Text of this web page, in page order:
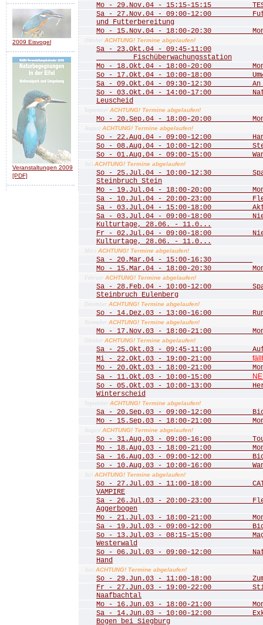
2009 Eisvogel
Veranstaltungen 2009
[PDF]
Mo - 29.Nov.04 - 15:15-15:15 TEST
Sa - 27.Nov.04 - 09:00-12:00
und Futterbereitung
Mo - 15.Nov.04 - 18:00-20:30
Oktober ACHTUNG! Termine abgelaufen!
Sa - 23.Okt.04 - 09:45-11:00
Fischüberwachungsstation
Mo - 18.Okt.04 - 18:00-20:00
So - 17.Okt.04 - 10:00-18:00
Sa - 09.Okt.04 - 09:30-12:30 An
So - 03.Okt.04 - 14:00-17:00
Leuscheid
September ACHTUNG! Termine abgelaufen!
Mo - 20.Sep.04 - 18:00-20:00
August ACHTUNG! Termine abgelaufen!
So - 22.Aug.04 - 09:00-12:00
So - 08.Aug.04 - 10:00-12:00
So - 01.Aug.04 - 09:00-15:00
Juli ACHTUNG! Termine abgelaufen!
So - 25.Jul.04 - 10:00-12:30
Steinbruch Stein
Mo - 19.Jul.04 - 18:00-20:00
Sa - 10.Jul.04 - 20:00-23:00
Sa - 03.Jul.04 - 15:00-18:00
Sa - 03.Jul.04 - 09:00-18:00
Kulturtage, 28.06. - 11.0...
Fr - 02.Jul.04 - 09:00-18:00
Kulturtage, 28.06. - 11.0...
März ACHTUNG! Termine abgelaufen!
Sa - 20.Mar.04 - 15:00-16:30
Mo - 15.Mar.04 - 18:00-20:30
Februar ACHTUNG! Termine abgelaufen!
Sa - 28.Feb.04 - 10:00-12:00
Steinbruch Eulenberg
Dezember ACHTUNG! Termine abgelaufen!
So - 14.Dez.03 - 13:00-16:00 Rund
November ACHTUNG! Termine abgelaufen!
Mo - 17.Nov.03 - 18:00-21:00
Oktober ACHTUNG! Termine abgelaufen!
Sa - 25.Okt.03 - 09:45-11:00
Mi - 22.Okt.03 - 19:00-21:00
Mo - 20.Okt.03 - 18:00-21:00
Sa - 11.Okt.03 - 10:00-15:00
So - 05.Okt.03 - 10:00-13:00
Winterscheid
September ACHTUNG! Termine abgelaufen!
Sa - 20.Sep.03 - 09:00-12:00
Mo - 15.Sep.03 - 18:00-21:00
August ACHTUNG! Termine abgelaufen!
So - 31.Aug.03 - 09:00-16:00 Tour
Mo - 18.Aug.03 - 18:00-21:00
Sa - 16.Aug.03 - 09:00-12:00
So - 10.Aug.03 - 10:00-16:00
Juli ACHTUNG! Termine abgelaufen!
So - 27.Jul.03 - 11:00-18:00 CATS
VAMPIRE
Sa - 26.Jul.03 - 20:00-23:00
Aggerbogen
Mo - 21.Jul.03 - 18:00-21:00
Sa - 19.Jul.03 - 09:00-12:00
So - 13.Jul.03 - 08:15-15:00
Westerwald
So - 06.Jul.03 - 09:00-12:00
Hand
Juni ACHTUNG! Termine abgelaufen!
So - 29.Jun.03 - 11:00-18:00 Zum
Fr - 27.Jun.03 - 19:00-22:00
Naafbachtal
Mo - 16.Jun.03 - 18:00-21:00
Sa - 14.Jun.03 - 10:00-12:00
Bogen bei Siegburg